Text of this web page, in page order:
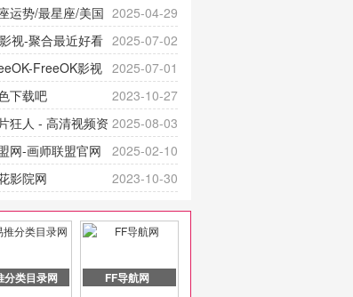
容丰富，更新快速，支持在线
，满足各类影迷需求，提供无
、高清流畅的观影体验。
这！ | 快导航网-免费看电影就
！收录大量免费看电影网站！
2025-04-29
运势/最星座/美国
星座网
2025-07-02
视-聚合最近好看
视剧最新电影网站-41影视为您
最新成全短剧电视剧、电视剧
、好看的电视剧、最新的电影
观看，神马影院每天更新最新
的动作片、 喜剧片、爱情片、
2025-07-01
FreeOK影视
-最新影视资源|追剧也很卷
2023-10-27
下载吧
2025-08-03
狂人 - 高清视频资
费在线观看
2025-02-10
网-画师联盟官网
动漫综合2023-10-30
影院网
入口
分类目录网 FF导航网